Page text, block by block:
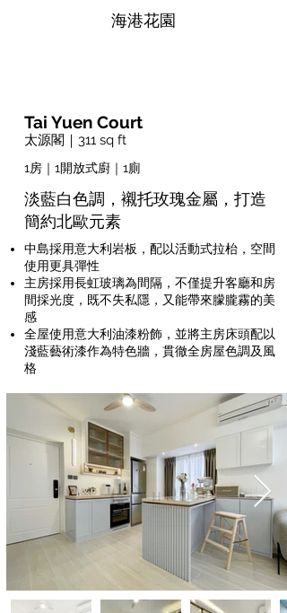
海港花園
Tai Yuen Court
太源閣｜311 sq ft
1房｜1開放式廚｜1廁
淡藍白色調，襯托玫瑰金屬，打造
簡約北歐元素
中島採用意大利岩板，配以活動式拉枱，空間
使用更具彈性
主房採用長虹玻璃為間隔，不僅提升客廳和房
間採光度，既不失私隱，又能帶來朦朧霧的美
感
全屋使用意大利油漆粉飾，並將主房床頭配以
淺藍藝術漆作為特色牆，貫徹全房屋色調及風
格